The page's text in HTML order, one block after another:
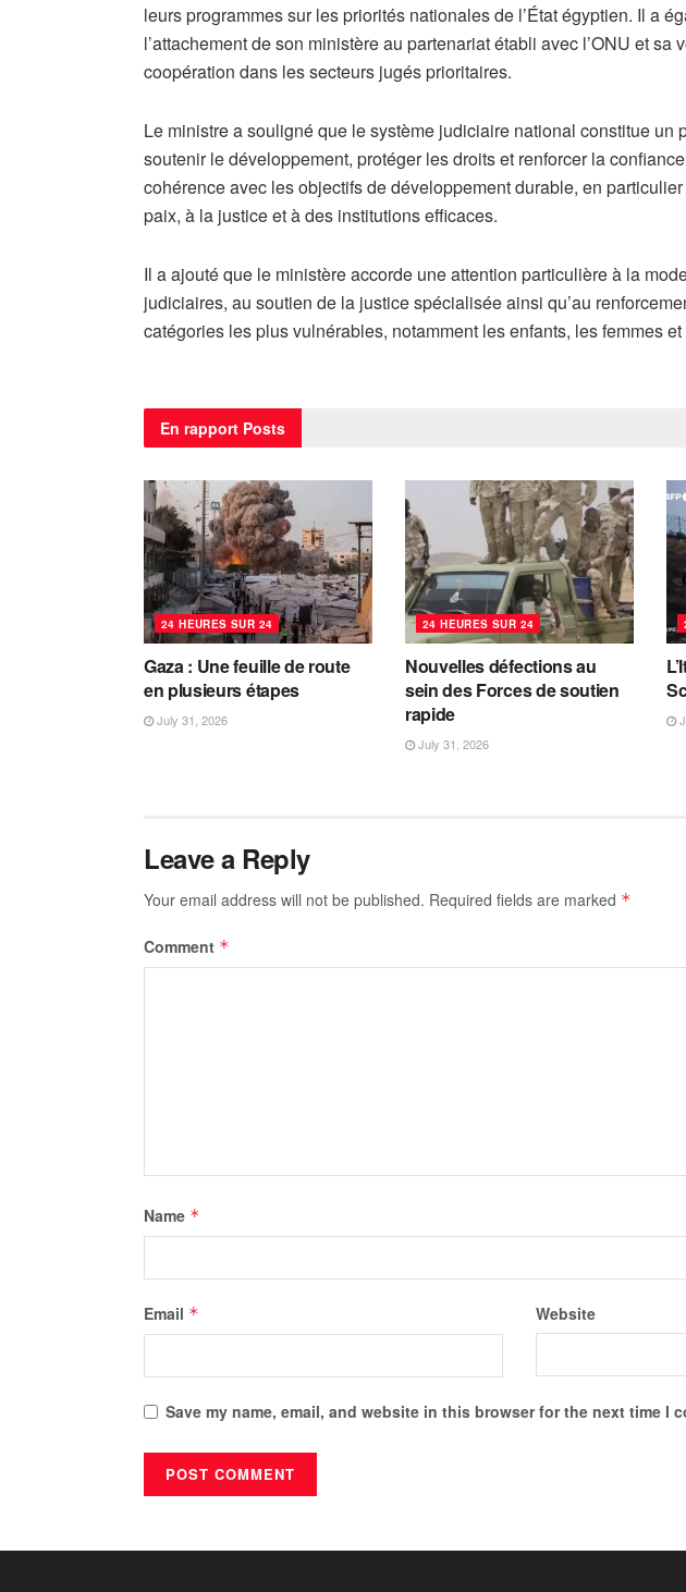
leurs programmes sur les priorités nationales de l’État égyptien. Il a
l’attachement de son ministère au partenariat établi avec l’ONU et sa
coopération dans les secteurs jugés prioritaires.
Le ministre a souligné que le système judiciaire national constitue un
soutenir le développement, protéger les droits et renforcer la
cohérence avec les objectifs de développement durable, en
paix, à la justice et à des institutions efficaces.
Il a ajouté que le ministère accorde une attention particulière à la
judiciaires, au soutien de la justice spécialisée ainsi qu’au
catégories les plus vulnérables, notamment les enfants, les femmes
En rapport Posts
24 HEURES SUR 24
Gaza : Une feuille de route
en plusieurs étapes
July 31, 2026
24 HEURES SUR 24
Nouvelles défections au
sein des Forces de soutien
rapide
July 31, 2026
Leave a Reply
Your email address will not be published. Required fields are marked *
Comment *
Name *
Email * Website
Save my name, email, and website in this browser for the next time I